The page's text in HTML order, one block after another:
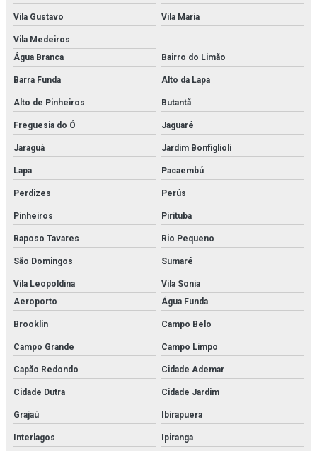
Fornecedor de modelo anatômico para hospitais
Fornecedor de modelo anatômico para laboratórios
Fornecedor de simulador médico
Fornecedor de simulador médico para estudo
Fornecedor de simulador médico para faculdades
Fornecedor de simulador médico para hospitais
Fornecedor de simulador médico para laboratórios
Kit modelo molecular
Kit molecular médico em são paulo
Kit molecular médico em sp
Kit molecular médico para estudo
Kit molecular química
Kit molecular química orgânica
Manequim simulador de rcp
Microscopia monocular
Vila Gustavo Vila Maria
Vila Medeiros
Água Branca
Bairro do Limão
Barra Funda Alto da Lapa
Alto de Pinheiros Butantã
Freguesia do Ó Jaguaré
Jaraguá Jardim Bonfiglioli
Lapa Pacaembú
Perdizes Perús
Pinheiros Pirituba
Raposo Tavares Rio Pequeno
São Domingos Sumaré
Vila Leopoldina
Vila Sonia
Aeroporto
Água Funda
Brooklin Campo Belo
Campo Grande Campo Limpo
Capão Redondo Cidade Ademar
Cidade Dutra Cidade Jardim
Grajaú Ibirapuera
Interlagos Ipiranga